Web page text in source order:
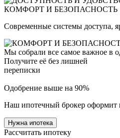
КОМФОРТ И БЕЗОПАСНОСТЬ
Современные системы доступа,
Мы собрали все самое важное в
Получите её без лишней
переписки
Одобрение выше на 90%
Наш ипотечный брокер оформит
Нужна ипотека
Рассчитать ипотеку